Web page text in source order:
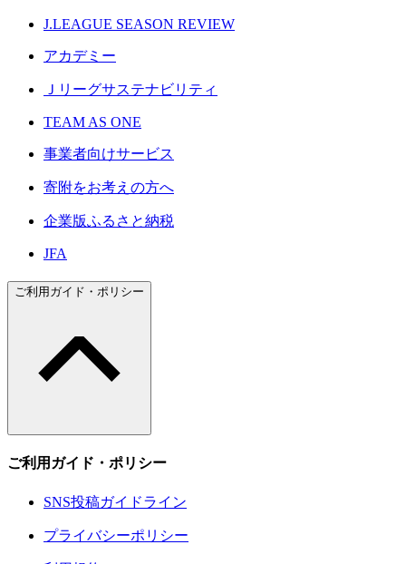
J.LEAGUE SEASON REVIEW
アカデミー
Ｊリーグサステナビリティ
TEAM AS ONE
事業者向けサービス
寄附をお考えの方へ
企業版ふるさと納税
JFA
ご利用ガイド・ポリシー
ご利用ガイド・ポリシー
SNS投稿ガイドライン
プライバシーポリシー